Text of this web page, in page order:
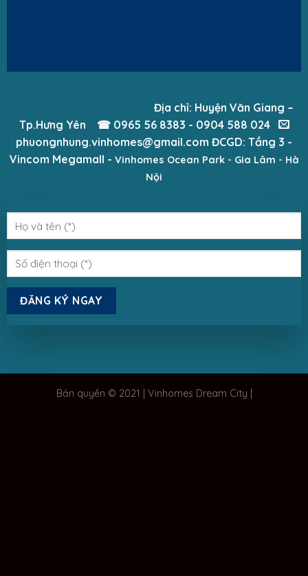
Địa chỉ: Huyện Văn Giang –
Tp.Hưng Yên
☎ 0965 56 8383 - 0904 588 024
phuongnhung.vinhomes@gmail.com ĐCGD: Tầng 3 -
Vincom Megamall - Vinhomes Ocean Park - Gia Lâm - Hà
Nội
Bản quyền © 2021 | Vinhomes Dream City |